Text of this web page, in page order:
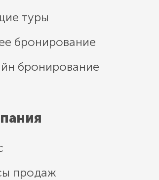
туры
бронирование
бронирование
продаж